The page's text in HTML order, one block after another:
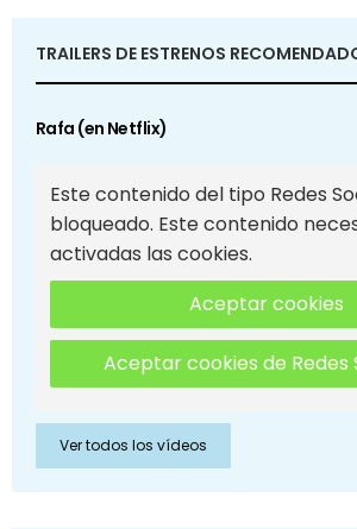
TRAILERS DE ESTRENOS
Rafa (en Netflix)
Este contenido del tipo Redes
bloqueado. Este contenido
activadas las cookies.
Aceptar cookies
Aceptar cookies de Redes
Ver todos los vídeos